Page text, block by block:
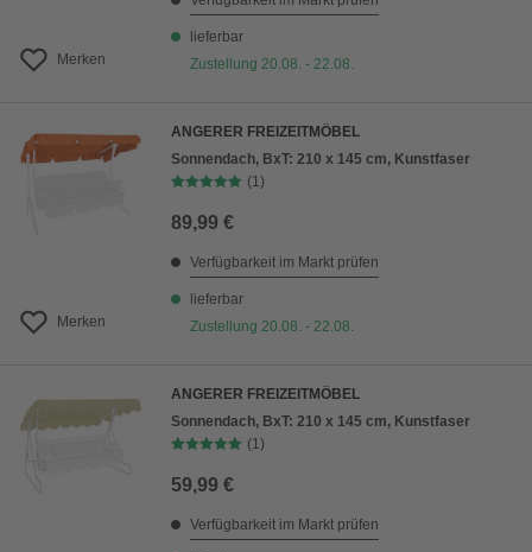
Merken
lieferbar
Zustellung 20.08. - 22.08.
Merken
ANGERER FREIZEITMÖBEL
Sonnendach, BxT: 210 x 145 cm, Kunstfaser
(1)
89,99 €
Verfügbarkeit im Markt prüfen
lieferbar
Zustellung 20.08. - 22.08.
ANGERER FREIZEITMÖBEL
Sonnendach, BxT: 210 x 145 cm, Kunstfaser
(1)
59,99 €
Verfügbarkeit im Markt prüfen